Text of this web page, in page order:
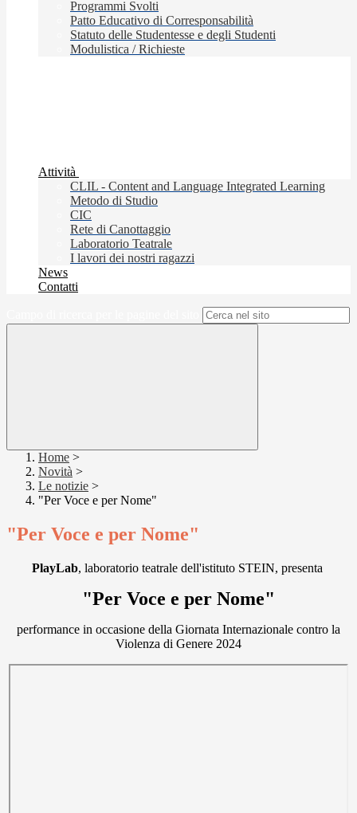
Programmi Svolti
Patto Educativo di Corresponsabilità
Statuto delle Studentesse e degli Studenti
Modulistica / Richieste
Attività
CLIL - Content and Language Integrated Learning
Metodo di Studio
CIC
Rete di Canottaggio
Laboratorio Teatrale
I lavori dei nostri ragazzi
News
Contatti
Home >
Novità >
Le notizie >
"Per Voce e per Nome"
"Per Voce e per Nome"
PlayLab, laboratorio teatrale dell'istituto STEIN, presenta
"Per Voce e per Nome"
performance in occasione della Giornata Internazionale contro la
Violenza di Genere 2024